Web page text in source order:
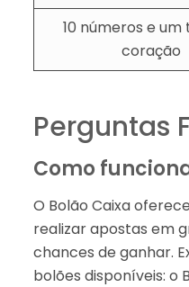
10 números e um
coração
Perguntas
Como
O Bolão Caixa
realizar apostas em
chances de ganhar.
bolões disponíveis: o